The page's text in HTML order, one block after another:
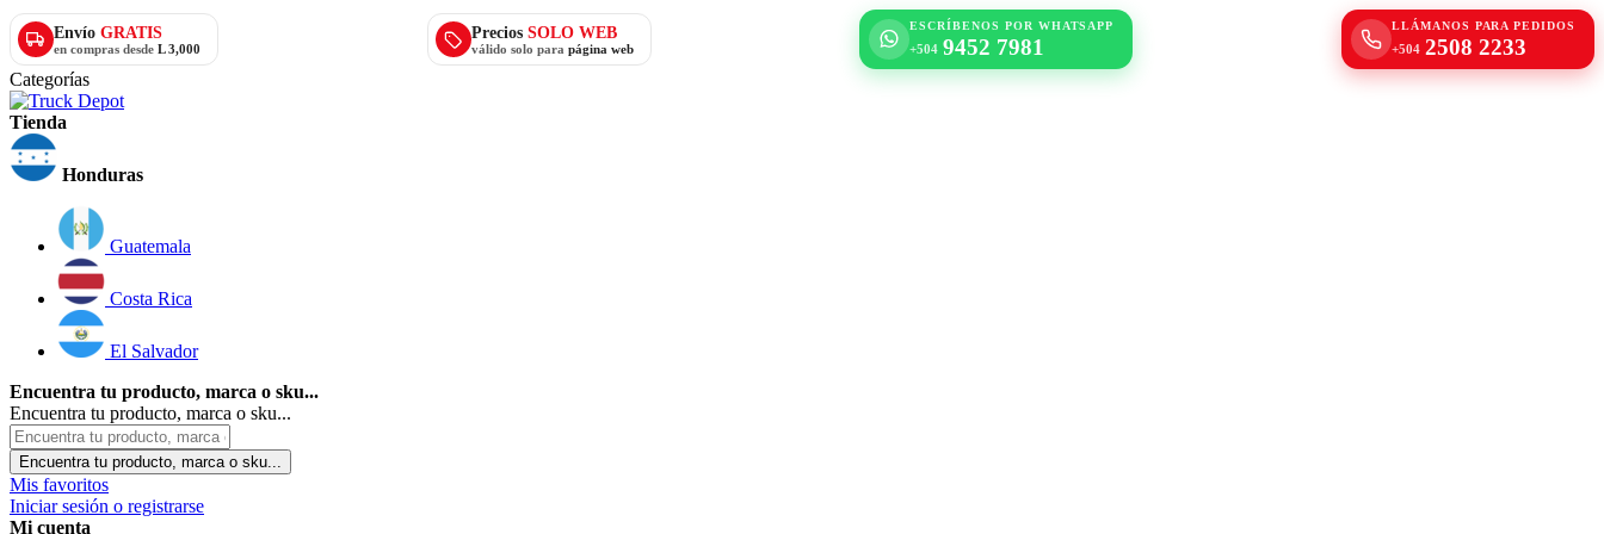
Envío GRATIS
en compras desde L 3,000
Precios SOLO WEB
válido solo para página web
ESCRÍBENOS POR WHATSAPP
+504 9452 7981
LLÁMANOS PARA PEDIDOS
+504 2508 2233
Categorías
Tienda
Honduras
Guatemala
Costa Rica
El Salvador
Encuentra tu producto, marca o sku...
Encuentra tu producto, marca o sku...
Encuentra tu producto, marca o sku...
Mis favoritos
Iniciar sesión o registrarse
Mi cuenta